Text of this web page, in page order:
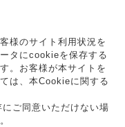
様のサイト利用状況を
タにcookieを保存する
。お客様が本サイトを
は、本Cookieに関する
ご同意いただけない場